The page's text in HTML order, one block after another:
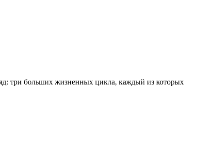
три больших жизненных цикла, каждый из которых